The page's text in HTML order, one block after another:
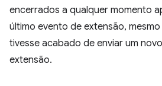
encerrados a qualquer momento
último evento de extensão,
tivesse acabado de enviar um
extensão.